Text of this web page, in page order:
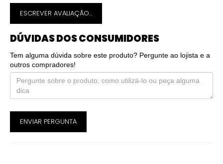
ESCREVER AVALIAÇÃO...
DÚVIDAS DOS CONSUMIDORES
Tem alguma dúvida sobre este produto? Pergunte ao lojista e a
outros compradores!
ENVIAR PERGUNTA